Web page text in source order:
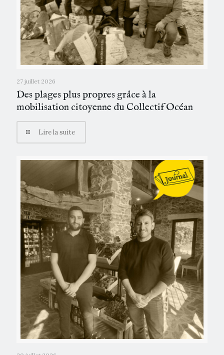
27 juillet 2026
Des plages plus propres grâce à la
mobilisation citoyenne du Collectif Océan
Lire la suite